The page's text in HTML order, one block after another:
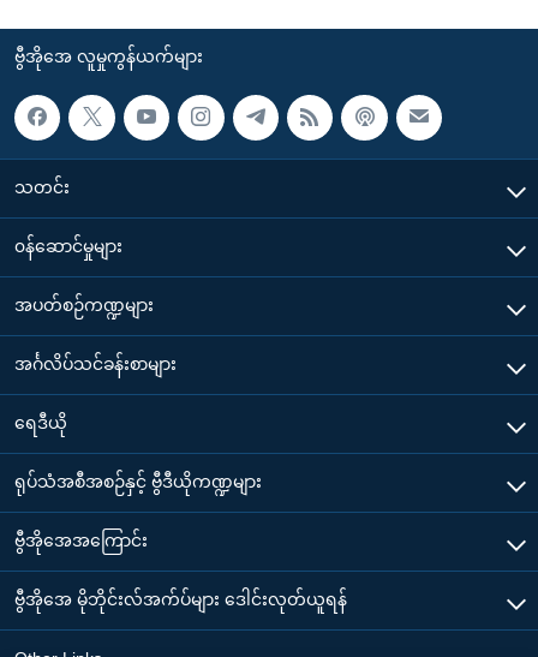
ဗွီအိုအေ လူမှုကွန်ယက်များ
သတင်း
၀န်ဆောင်မှုများ
အပတ်စဉ်ကဏ္ဍများ
အင်္ဂလိပ်သင်ခန်းစာများ
ရေဒီယို
ရုပ်သံအစီအစဉ်နှင့် ဗွီဒီယိုကဏ္ဍများ
ဗွီအိုအေအကြောင်း
ဗွီအိုအေ မိုဘိုင်းလ်အက်ပ်များ ဒေါင်းလုတ်ယူရန်